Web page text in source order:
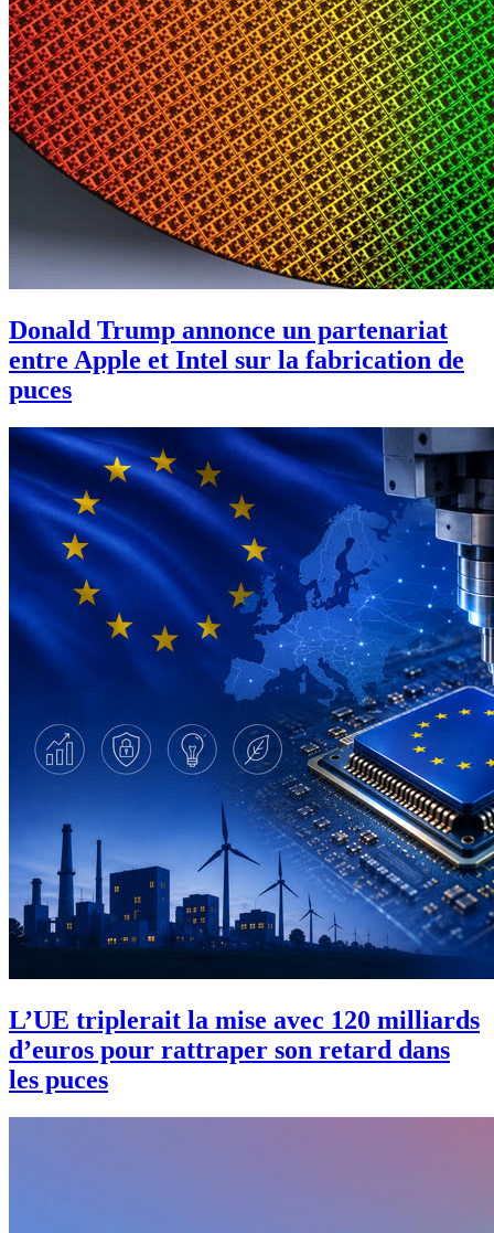
Donald Trump annonce un partenariat
entre Apple et Intel sur la fabrication de
puces
L’UE triplerait la mise avec 120 milliards
d’euros pour rattraper son retard dans
les puces